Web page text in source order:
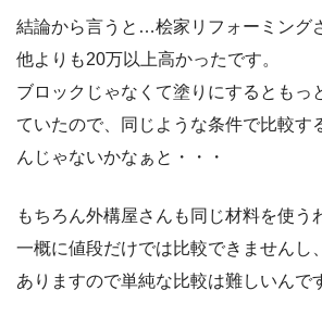
結論から言うと…桧家リフォーミング
他よりも20万以上高かったです。
ブロックじゃなくて塗りにするともっ
ていたので、同じような条件で比較す
んじゃないかなぁと・・・
もちろん外構屋さんも同じ材料を使う
一概に値段だけでは比較できませんし
ありますので単純な比較は難しいんで